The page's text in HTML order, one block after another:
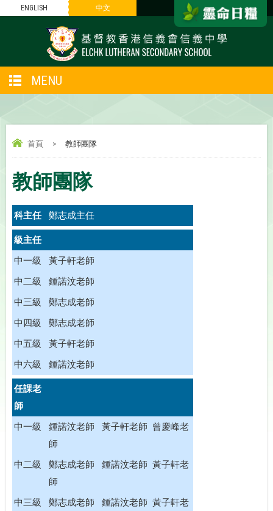
ENGLISH 中文
MENU
首頁 > 教師團隊
教師團隊
科主任 鄭志成主任
級主任
中一級 黃子軒老師
中二級 鍾諾汶老師
中三級 鄭志成老師
中四級 鄭志成老師
中五級 黃子軒老師
中六級 鍾諾汶老師
任課老
師
中一級
鍾諾汶老師 黃子軒老師 曾慶峰老
師
中二級
鄭志成老師 鍾諾汶老師 黃子軒老
師
中三級
鄭志成老師 鍾諾汶老師 黃子軒老